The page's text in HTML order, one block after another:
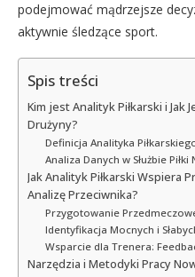
podejmować mądrzejsze
aktywnie śledzące sport.
Spis treści
Kim jest Analityk Piłkarski i Jak
Drużyny?
Definicja Analityka
Analiza Danych w Służbie
Jak Analityk Piłkarski Wspiera
Analizę Przeciwnika?
Przygotowanie
Identyfikacja Mocnych i
Wsparcie dla Trenera:
Narzędzia i Metodyki Pracy